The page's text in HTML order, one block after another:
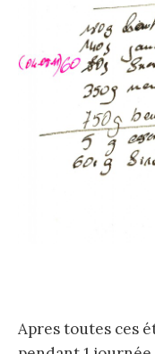
Apres toutes ces